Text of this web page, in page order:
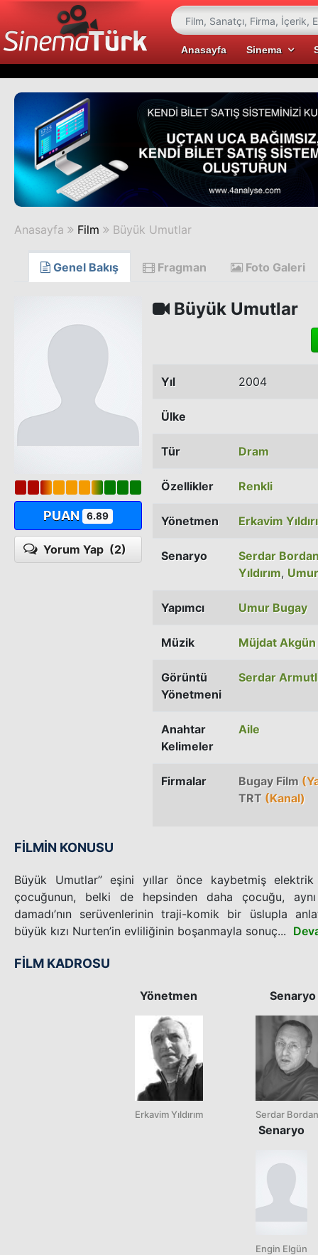
Anasayfa Sinema
Anasayfa Film Büyük Umutlar
Genel Bakış Fragman Foto Galeri
PUAN 6.89
Yorum Yap (2)
Büyük Umutlar
Yıl 2004
Ülke
Tür Dram
Özellikler Renkli
Yönetmen Erkavim
Senaryo
Serdar
Yıldırım,
Yapımcı Umur Bugay
Müzik Müjdat Akgün
Görüntü
Yönetmeni
Serdar
Anahtar
Kelimeler
Aile
Firmalar Bugay Film
TRT (Kanal)
FİLMİN KONUSU
Büyük Umutlar” eşini yıllar önce kaybetmiş
çocuğunun, belki de hepsinden daha çocuğu,
damadı’nın serüvenlerinin traji-komik bir üslupla
büyük kızı Nurten’in evliliğinin boşanmayla sonuç...
FİLM KADROSU
Yönetmen
Erkavim Yıldırım
Senaryo
Serdar
Senaryo
Engin Elgün